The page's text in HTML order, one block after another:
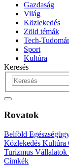
Gazdaság
Világ
Közlekedés
Zöld témák
Tech-
Sport
Kultúra
Keresés
Rovatok
Belföld
Közlekedés Kultúra
Turizmus Vállalatok
Címkék